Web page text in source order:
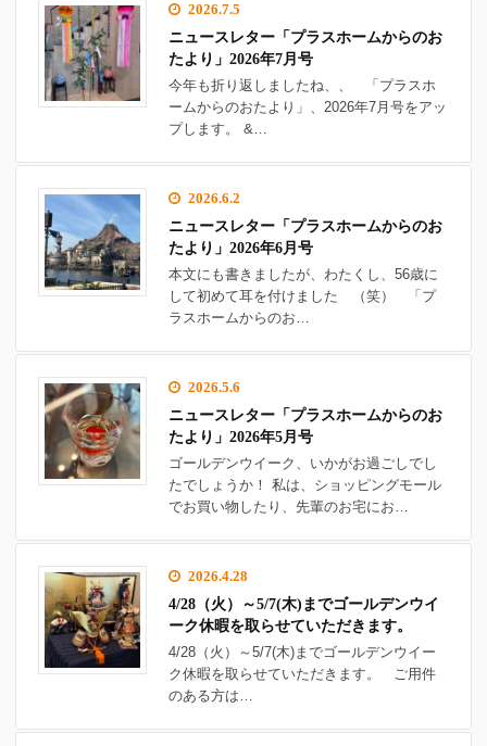
2026.7.5
ニュースレター「プラスホームからのお
たより」2026年7月号
今年も折り返しましたね、、 「プラスホ
ームからのおたより」、2026年7月号をアッ
プします。 &…
2026.6.2
ニュースレター「プラスホームからのお
たより」2026年6月号
本文にも書きましたが、わたくし、56歳に
して初めて耳を付けました （笑） 「プ
ラスホームからのお…
2026.5.6
ニュースレター「プラスホームからのお
たより」2026年5月号
ゴールデンウイーク、いかがお過ごしでし
たでしょうか！ 私は、ショッピングモール
でお買い物したり、先輩のお宅にお…
2026.4.28
4/28（火）～5/7(木)までゴールデンウイ
ーク休暇を取らせていただきます。
4/28（火）～5/7(木)までゴールデンウイー
ク休暇を取らせていただきます。 ご用件
のある方は…